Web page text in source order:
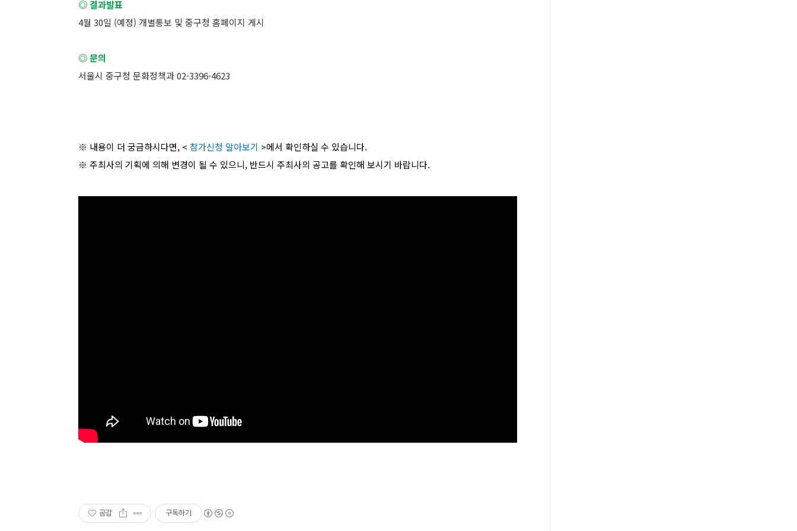
◎ 결과발표
4월 30일 (예정) 개별통보 및 중구청 홈페이지 게시
◎ 문의
서울시 중구청 문화정책과 02-3396-4623
※ 내용이 더 궁금하시다면, < 참가신청 알아보기 >에서 확인하실 수 있습니다.
※ 주최사의 기획에 의해 변경이 될 수 있으니, 반드시 주최사의 공고를 확인해 보시기 바랍니다.
공감 구독하기